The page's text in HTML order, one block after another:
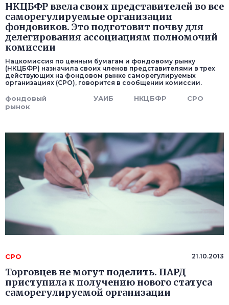
НКЦБФР ввела своих представителей во все
саморегулируемые организации
фондовиков. Это подготовит почву для
делегирования ассоциациям полномочий
комиссии
Нацкомиссия по ценным бумагам и фондовому рынку
(НКЦБФР) назначила своих членов представителями в трех
действующих на фондовом рынке саморегулируемых
организациях (СРО), говорится в сообщении комиссии.
фондовый
рынок
УАИБ НКЦБФР СРО
СРО 21.10.2013
Торговцев не могут поделить. ПАРД
приступила к получению нового статуса
саморегулируемой организации